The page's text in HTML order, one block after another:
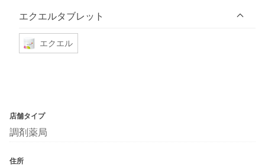
エクエルタブレット
エクエル
店舗タイプ
調剤薬局
住所